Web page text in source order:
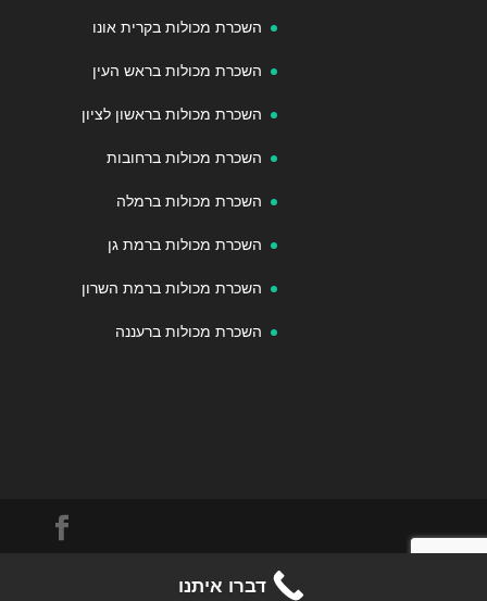
השכרת מכולות בקרית אונו
השכרת מכולות בראש העין
השכרת מכולות בראשון לציון
השכרת מכולות ברחובות
השכרת מכולות ברמלה
השכרת מכולות ברמת גן
השכרת מכולות ברמת השרון
השכרת מכולות ברעננה
לפינוי פסולת.
דברו איתנו